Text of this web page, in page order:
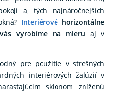
aj tých najnáročnejších
Interiérovéhorizontálne
vyrobíme na mieru aj v
pre použitie v strešných
interiérových žalúzií v
sklonom zníženú